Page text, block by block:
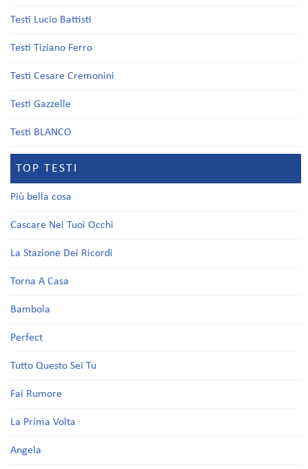
Testi Lucio Battisti
Testi Tiziano Ferro
Testi Cesare Cremonini
Testi Gazzelle
Testi BLANCO
TOP TESTI
Più bella cosa
Cascare Nei Tuoi Occhi
La Stazione Dei Ricordi
Torna A Casa
Bambola
Perfect
Tutto Questo Sei Tu
Fai Rumore
La Prima Volta
Angela